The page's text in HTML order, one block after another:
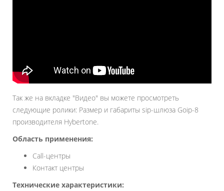
Так же на вкладке "Видео" вы можете просмотреть
следующие ролики: Размер и габариты sip-шлюза Goip-8
производителя Hybertone.
Область применения:
Call-центры
Контакт центры
Технические характеристики: